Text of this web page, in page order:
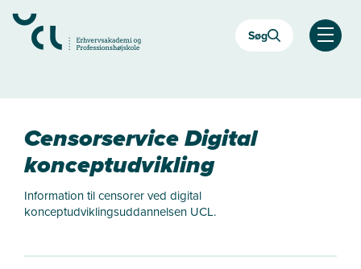
hovedindhold
Søg
Åben
Censorservice Digital
konceptudvikling
Information til censorer ved digital
konceptudviklingsuddannelsen UCL.